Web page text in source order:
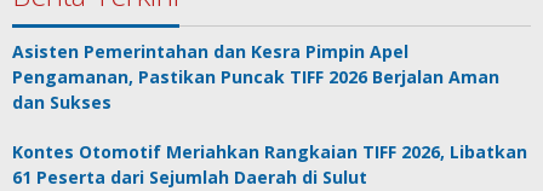
Asisten Pemerintahan dan Kesra Pimpin Apel
Pengamanan, Pastikan Puncak TIFF 2026 Berjalan Aman
dan Sukses
Kontes Otomotif Meriahkan Rangkaian TIFF 2026, Libatkan
61 Peserta dari Sejumlah Daerah di Sulut